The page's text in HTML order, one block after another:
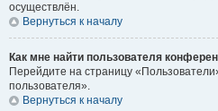
осуществлён.
Вернуться к началу
Как мне найти пользователя
Перейдите на страницу
пользователя».
Вернуться к началу